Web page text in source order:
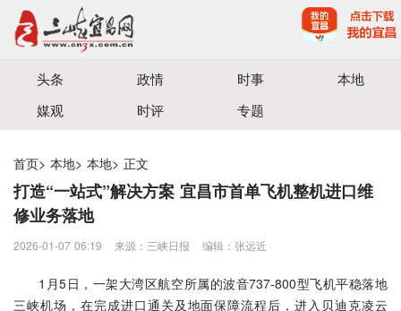
宜昌三峡融媒体中心主办
头条 政情 时事
本地
媒观
时评 专题
首页> 本地> 本地> 正文
打造“一站式”解决方案 宜昌市首单飞机整机进口维
修业务落地
2026-01-07 06:19 来源：三峡日报 编辑：张远近
1月5日，一架大湾区航空所属的波音737-800型飞机平稳落地
三峡机场，在完成进口通关及地面保障流程后，进入贝迪克凌云